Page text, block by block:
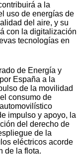
a la
uso de energías de
del aire, y su
con la digitalización
tecnologías en
de Energía y
España a la
de la movilidad
consumo de
impulso y apoyo, la
del derecho de
de la
eléctricos acorde
de la flota.